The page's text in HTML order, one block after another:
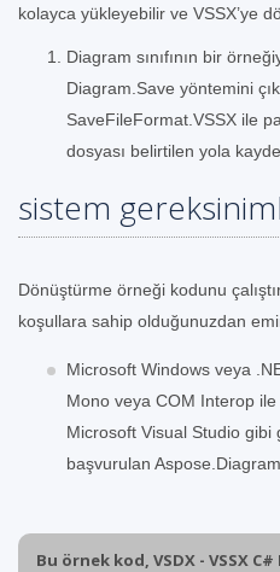
kolayca yükleyebilir ve VSSX’ye
Diagram sınıfının bir
Diagram.Save yöntemini
SaveFileFormat.VSSX ile
dosyası belirtilen yola
sistem
Dönüştürme örneği kodunu
koşullara sahip olduğunuzdan
Microsoft Windows veya
Mono veya COM Interop
Microsoft Visual Studio gibi
başvurulan
Bu örnek kod, VSDX - VSSX